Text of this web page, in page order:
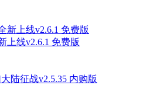
上线v2.6.1 免费版